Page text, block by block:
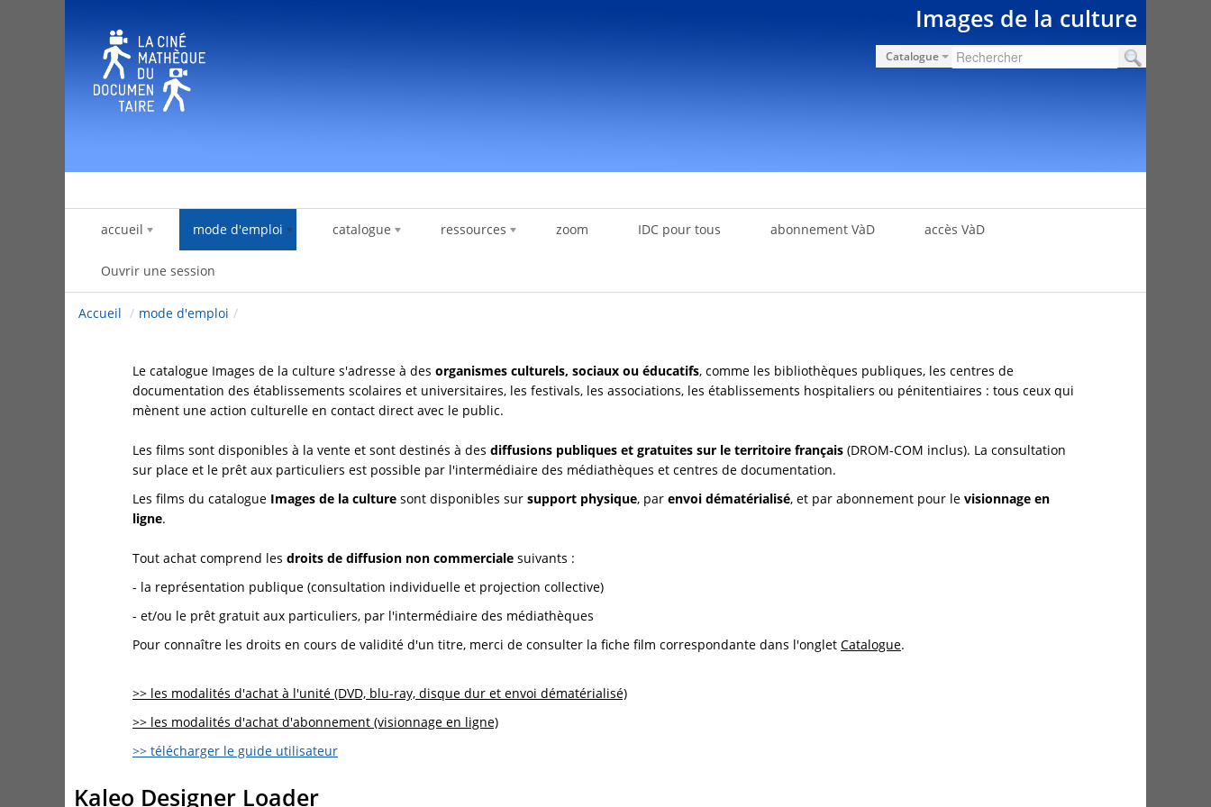
Images de la culture
Catalogue
accueil mode d'emploi catalogue ressources zoom IDC pour tous abonnement VàD accès VàD
Ouvrir une session
Accueil / mode d'emploi /
Le catalogue Images de la culture s'adresse à des organismes culturels, sociaux ou éducatifs, comme les bibliothèques publiques, les centres de
documentation des établissements scolaires et universitaires, les festivals, les associations, les établissements hospitaliers ou pénitentiaires : tous ceux qui
mènent une action culturelle en contact direct avec le public.
Les films sont disponibles à la vente et sont destinés à des diffusions publiques et gratuites sur le territoire français (DROM-COM inclus). La consultation
sur place et le prêt aux particuliers est possible par l'intermédiaire des médiathèques et centres de documentation.
Les films du catalogue Images de la culture sont disponibles sur support physique, par envoi dématérialisé, et par abonnement pour le visionnage en
ligne.
Tout achat comprend les droits de diffusion non commerciale suivants :
- la représentation publique (consultation individuelle et projection collective)
- et/ou le prêt gratuit aux particuliers, par l'intermédiaire des médiathèques
Pour connaître les droits en cours de validité d'un titre, merci de consulter la fiche film correspondante dans l'onglet Catalogue.
>> les modalités d'achat à l'unité (DVD, blu-ray, disque dur et envoi dématérialisé)
>> les modalités d'achat d'abonnement (visionnage en ligne)
>> télécharger le guide utilisateur
Kaleo Designer Loader